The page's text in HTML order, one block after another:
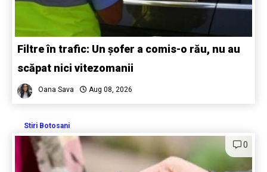
Filtre în trafic: Un șofer a comis-o rău, nu au
scăpat nici vitezomanii
Oana Sava Aug 08, 2026
Stiri Botosani
0